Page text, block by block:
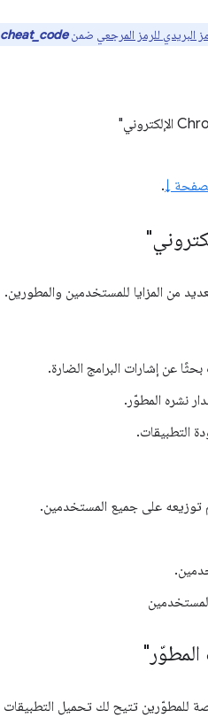
البريدي للرمز المرجعي ضمنcheat_code > مرتبطة بالحلّ_for_step6
↓
.
من المزايا للمستخدمين والمطورين.
عن إشارات البرامج الضارة.
نشره المطوّر.
التطبيقات.
توزيعه على جميع المستخدمين.